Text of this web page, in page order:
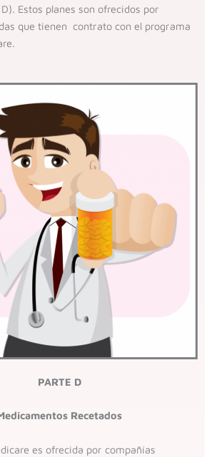
Estos planes son ofrecidos por
que tienen contrato con el programa
PARTE D
Recetados
es ofrecida por compañías